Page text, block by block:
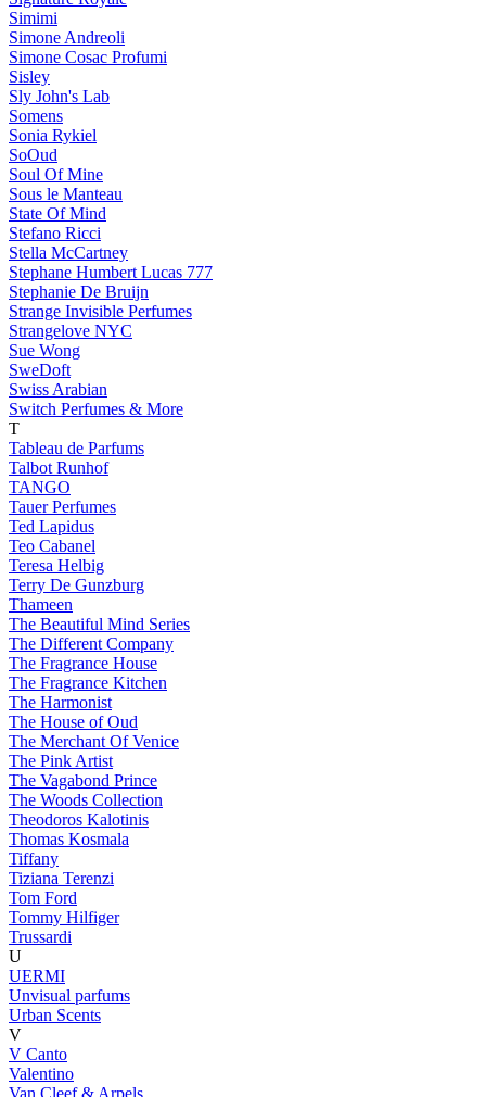
Simimi
Simone Andreoli
Simone Cosac Profumi
Sisley
Sly John's Lab
Somens
Sonia Rykiel
SoOud
Soul Of Mine
Sous le Manteau
State Of Mind
Stefano Ricci
Stella McCartney
Stephane Humbert Lucas 777
Stephanie De Bruijn
Strange Invisible Perfumes
Strangelove NYC
Sue Wong
SweDoft
Swiss Arabian
Switch Perfumes & More
T
Tableau de Parfums
Talbot Runhof
TANGO
Tauer Perfumes
Ted Lapidus
Teo Cabanel
Teresa Helbig
Terry De Gunzburg
Thameen
The Beautiful Mind Series
The Different Company
The Fragrance House
The Fragrance Kitchen
The Harmonist
The House of Oud
The Merchant Of Venice
The Pink Artist
The Vagabond Prince
The Woods Collection
Theodoros Kalotinis
Thomas Kosmala
Tiffany
Tiziana Terenzi
Tom Ford
Tommy Hilfiger
Trussardi
U
UERMI
Unvisual parfums
Urban Scents
V
V Canto
Valentino
Van Cleef & Arpels